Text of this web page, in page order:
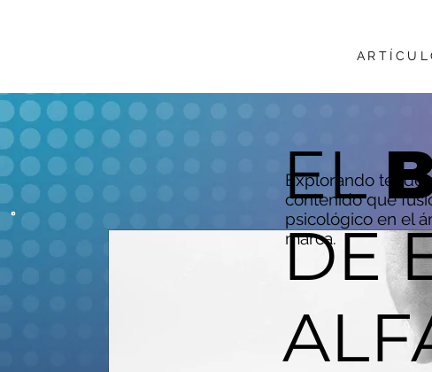
EL
DE
Explorando
contenido que
psicológico en el
marca.